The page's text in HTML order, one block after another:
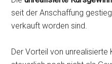
seit der Anschaffung
verkauft worden sind.
Der Vorteil von unrealisierte